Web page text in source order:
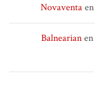
Novaventaen
Balnearianen